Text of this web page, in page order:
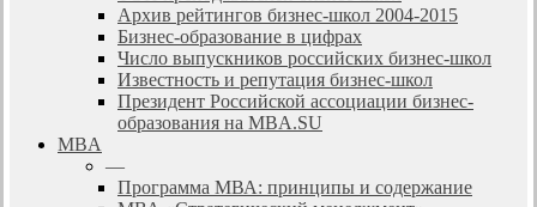
Архив рейтингов бизнес-школ 2004-2015
Бизнес-образование в цифрах
Число выпускников российских бизнес-школ
Известность и репутация бизнес-школ
Президент Российской ассоциации бизнес-
образования на MBA.SU
MBA
—
Программа МВА: принципы и содержание